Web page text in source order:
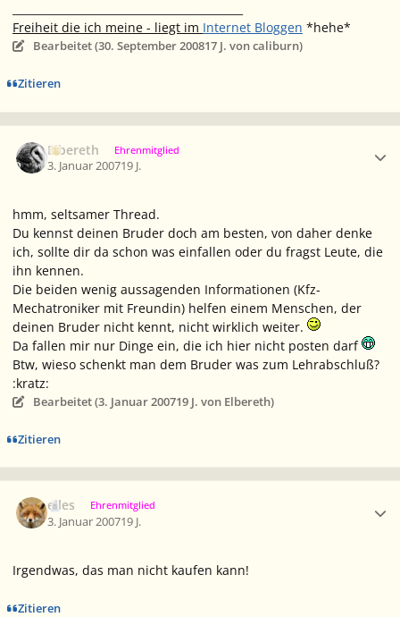
Freiheit die ich meine - liegt im Internet Bloggen *hehe*
Bearbeitet (30. September 200817 J. von caliburn)
Zitieren
Elbereth Ehrenmitglied
3. Januar 200719 J.
hmm, seltsamer Thread.
Du kennst deinen Bruder doch am besten, von daher denke
ich, sollte dir da schon was einfallen oder du fragst Leute, die
ihn kennen.
Die beiden wenig aussagenden Informationen (Kfz-
Mechatroniker mit Freundin) helfen einem Menschen, der
deinen Bruder nicht kennt, nicht wirklich weiter.
Da fallen mir nur Dinge ein, die ich hier nicht posten darf
Btw, wieso schenkt man dem Bruder was zum Lehrabschluß?
:kratz:
Bearbeitet (3. Januar 200719 J. von Elbereth)
Zitieren
elles Ehrenmitglied
3. Januar 200719 J.
Irgendwas, das man nicht kaufen kann!
Zitieren